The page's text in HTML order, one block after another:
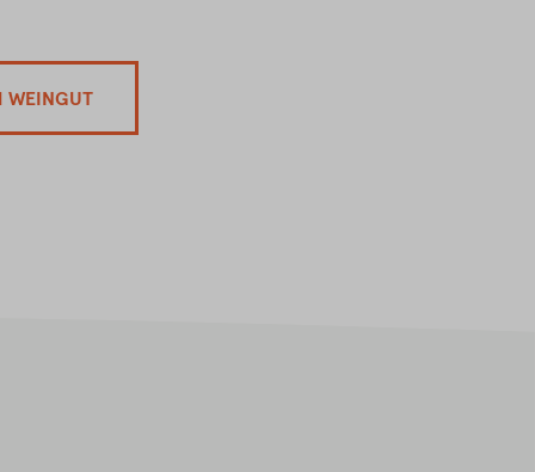
WEINGUT